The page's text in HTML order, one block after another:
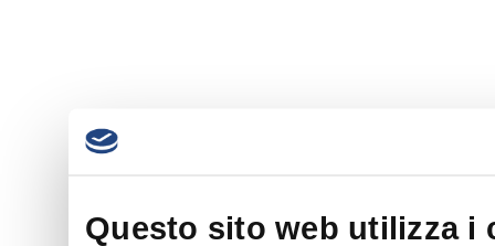
Questo sito web utilizza i